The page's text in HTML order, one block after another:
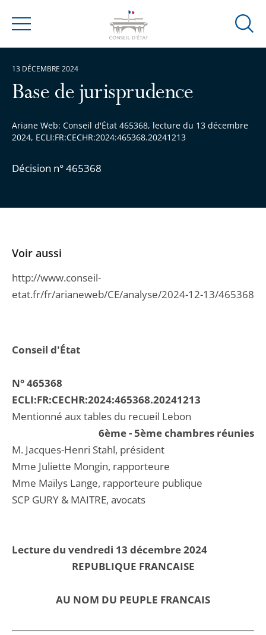
Menu
Ouvrir
Base de jurisprudence
Ariane Web: Conseil d'État 465368, lecture du 13 décembre
2024, ECLI:FR:CECHR:2024:465368.20241213
Décision n° 465368
13 DÉCEMBRE 2024
Conseil d'État
N° 465368
ECLI:FR:CECHR:2024:465368.20241213
Mentionné aux tables du recueil Lebon
6ème - 5ème chambres réunies
M. Jacques-Henri Stahl, président
Mme Juliette Mongin, rapporteure
Mme Maïlys Lange, rapporteure publique
SCP GURY & MAITRE, avocats
Lecture du vendredi 13 décembre 2024
REPUBLIQUE FRANCAISE
AU NOM DU PEUPLE FRANCAIS
Voir aussi
http://www.conseil-
etat.fr/fr/arianeweb/CE/analyse/2024-12-13/465368